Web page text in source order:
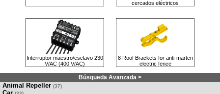
cercados eléctricos
Interruptor maestro/esclavo 230
V/AC (400 V/AC)
8 Roof Brackets for anti-marten
electric fence
Búsqueda Avanzada >
Animal Repeller (37)